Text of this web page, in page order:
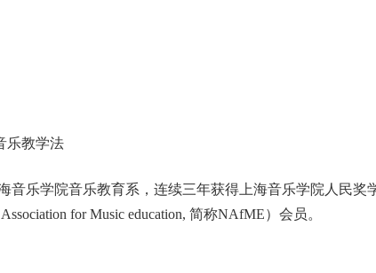
乐教学法
海音乐学院音乐教育系，连续三年获得上海音乐学院人民奖
for Music education, 简称NAfME）会员。